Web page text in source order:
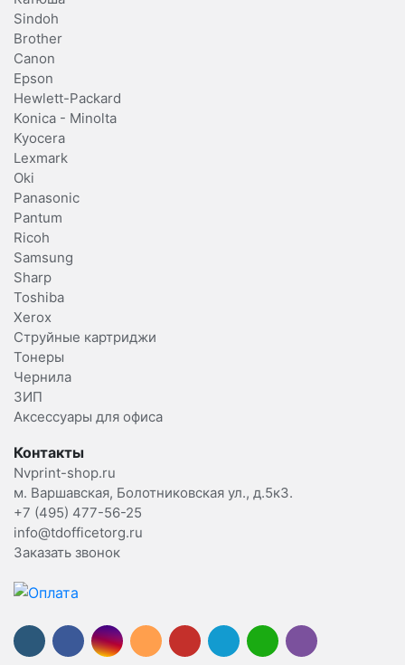
Sindoh
Brother
Canon
Epson
Hewlett-Packard
Konica - Minolta
Kyocera
Lexmark
Oki
Panasonic
Pantum
Ricoh
Samsung
Sharp
Toshiba
Xerox
Струйные картриджи
Тонеры
Чернила
ЗИП
Аксессуары для офиса
Контакты
Nvprint-shop.ru
м. Варшавская, Болотниковская ул., д.5к3.
+7 (495) 477-56-25
info@tdofficetorg.ru
Заказать звонок